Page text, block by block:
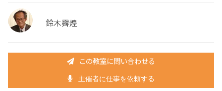
鈴木霽煌
この教室に問い合わせる
主催者に仕事を依頼する